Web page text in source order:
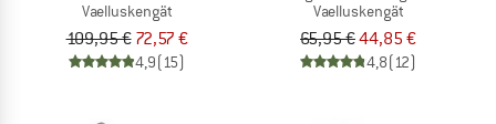
Vaelluskengät
109,95 € 72,57 €
4,9(15)
Vaelluskengät
65,95 €44,85 €
4,8(12)